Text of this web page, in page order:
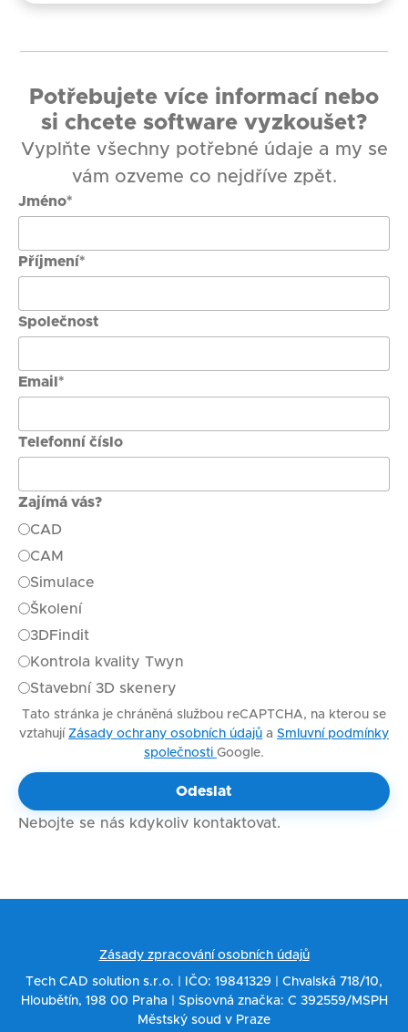
Potřebujete více informací nebo
si chcete software vyzkoušet?
Vyplňte všechny potřebné údaje a my se
vám ozveme co nejdříve zpět.
Jméno*
Příjmení*
Společnost
Email*
Telefonní číslo
Zajímá vás?
CAD
CAM
Simulace
Školení
3DFindit
Kontrola kvality Twyn
Stavební 3D skenery
Tato stránka je chráněná službou reCAPTCHA, na kterou se
vztahují Zásady ochrany osobních údajů a Smluvní podmínky
společnosti Google.
Nebojte se nás kdykoliv kontaktovat.
Zásady zpracování osobních údajů
Tech CAD solution s.r.o. | IČO: 19841329 | Chvalská 718/10,
Hloubětín, 198 00 Praha | Spisovná značka: C 392559/MSPH
Městský soud v Praze